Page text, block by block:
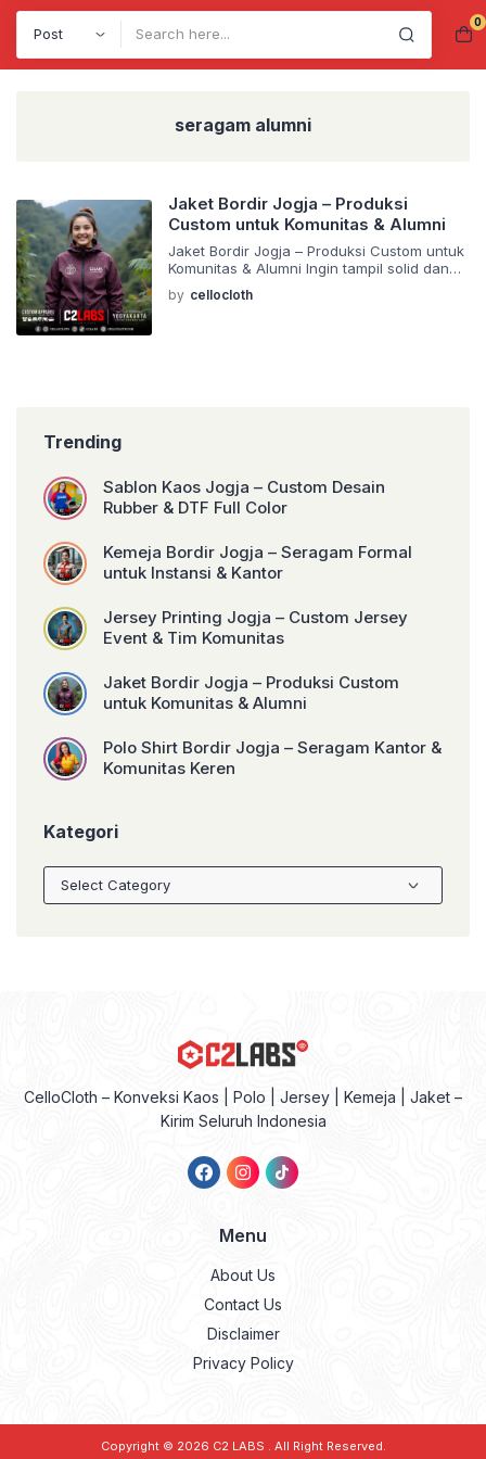
0
seragam alumni
Jaket Bordir Jogja – Produksi
Custom untuk Komunitas & Alumni
Jaket Bordir Jogja – Produksi Custom untuk
Komunitas & Alumni Ingin tampil solid dan
atau event resmi? 🔥 Jaket bordir custom
by cellocloth
Trending
Sablon Kaos Jogja – Custom Desain
Rubber & DTF Full Color
Kemeja Bordir Jogja – Seragam Formal
untuk Instansi & Kantor
Jersey Printing Jogja – Custom Jersey
Event & Tim Komunitas
Jaket Bordir Jogja – Produksi Custom
untuk Komunitas & Alumni
Polo Shirt Bordir Jogja – Seragam Kantor &
Komunitas Keren
Kategori
Kategori
CelloCloth – Konveksi Kaos | Polo | Jersey | Kemeja | Jaket –
Kirim Seluruh Indonesia
Menu
About Us
Contact Us
Disclaimer
Privacy Policy
Copyright © 2026 C2 LABS . All Right Reserved.